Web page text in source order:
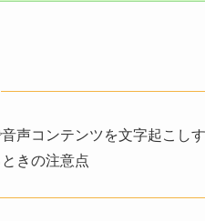
声コンテンツを文字起こし
きの注意点